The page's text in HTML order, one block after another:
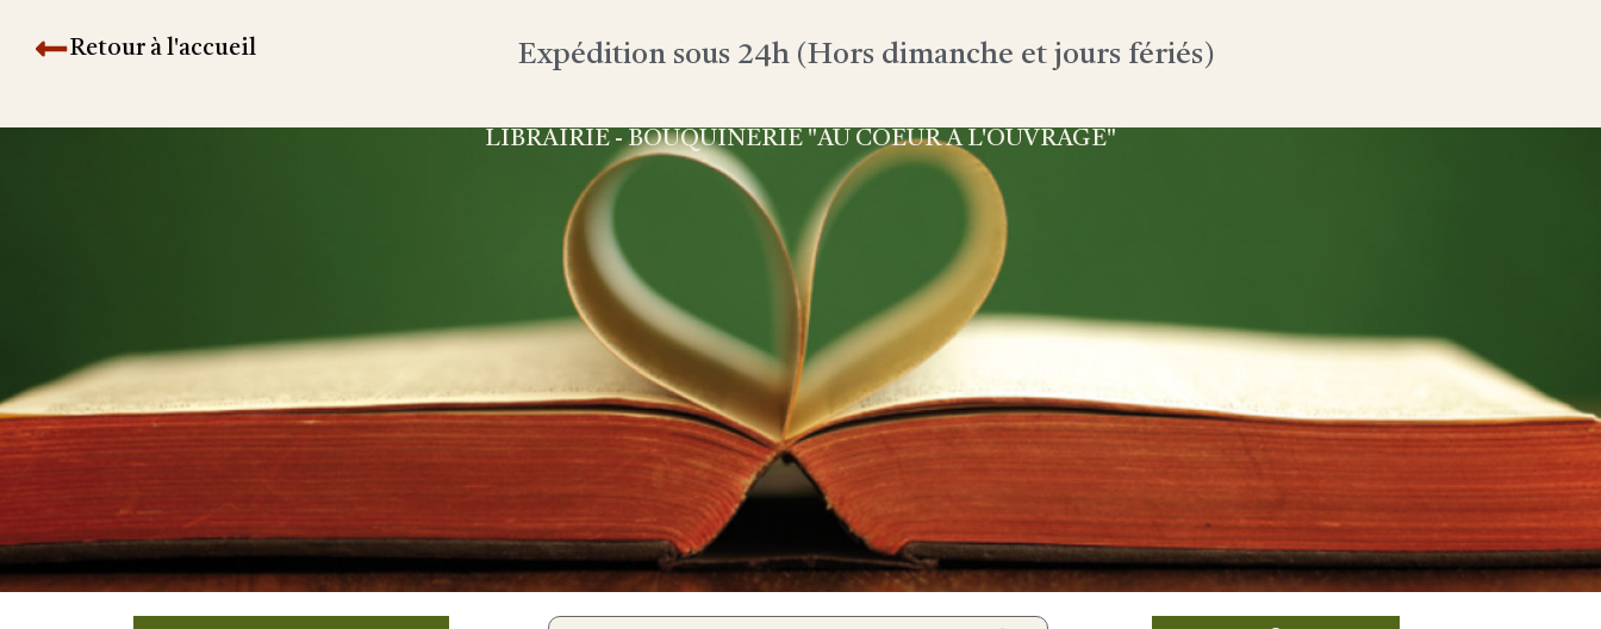
Retour à l'accueil Expédition sous 24h (Hors dimanche et jours fériés)
LIBRAIRIE - BOUQUINERIE "AU COEUR À L'OUVRAGE"